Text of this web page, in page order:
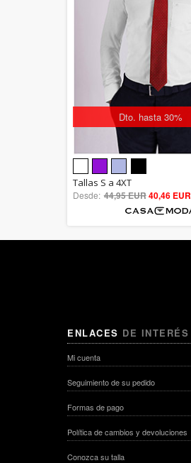
Dto. hasta 30%
out of 5
Tallas S a 4XT
Desde: 44,95 EUR40,46 EUR
ENLACES DE INTERÉS
Mi cuenta
Seguimiento de su pedido
Formas de pago
Política de cambios y devoluciones
Conozca su talla